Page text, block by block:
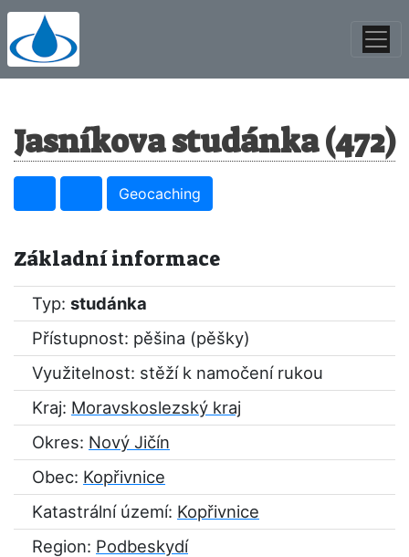
Jasníkova studánka (472)
Geocaching
Základní informace
Typ: studánka
Přístupnost: pěšina (pěšky)
Využitelnost: stěží k namočení rukou
Kraj: Moravskoslezský kraj
Okres: Nový Jičín
Obec: Kopřivnice
Katastrální území: Kopřivnice
Region: Podbeskydí